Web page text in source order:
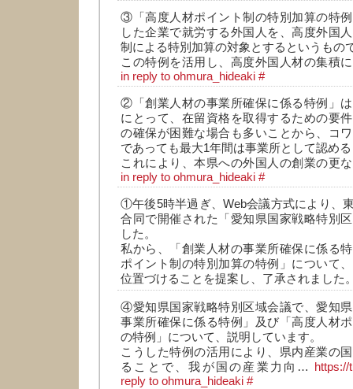
③「高度人材ポイント制の特別加算の特
した企業で就労する外国人を、高度外国
制による特別加算の対象とするというもの
この特例を活用し、高度外国人材の集積
in reply to ohmura_hideaki #
②「創業人材の事業所確保に係る特例」
にとって、在留資格を取得するための要
の確保が困難な場合も多いことから、コ
であっても最大1年間は事業所として認め
これにより、本県への外国人の創業の更
in reply to ohmura_hideaki #
①午後5時半過ぎ、Web会議方式により、
合同で開催された「愛知県国家戦略特別
した。
私から、「創業人材の事業所確保に係る
ポイント制の特別加算の特例」について
位置づけることを提案し、了承されました
④愛知県国家戦略特別区域会議で、愛知
事業所確保に係る特例」及び「高度人材
の特例」について、説明しています。
こうした特例の活用により、県内産業の
ることで、我が国の産業力向…
reply to ohmura_hideaki #